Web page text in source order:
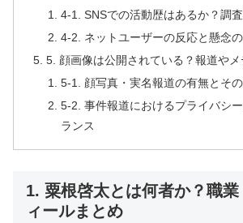
4-1. SNSでの活動歴はあるか？調
4-2. ネットユーザーの反応と懸念
5. 顔画像は公開されている？報道や
5-1. 顔写真・実名報道の有無とそ
5-2. 事件報道におけるプライバシ
ランス
1. 粟根啓太とは何者か？職
ィールまとめ